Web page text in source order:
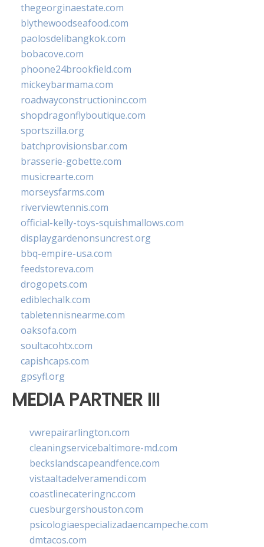
thegeorginaestate.com
blythewoodseafood.com
paolosdelibangkok.com
bobacove.com
phoone24brookfield.com
mickeybarmama.com
roadwayconstructioninc.com
shopdragonflyboutique.com
sportszilla.org
batchprovisionsbar.com
brasserie-gobette.com
musicrearte.com
morseysfarms.com
riverviewtennis.com
official-kelly-toys-squishmallows.com
displaygardenonsuncrest.org
bbq-empire-usa.com
feedstoreva.com
drogopets.com
ediblechalk.com
tabletennisnearme.com
oaksofa.com
soultacohtx.com
capishcaps.com
gpsyfl.org
MEDIA PARTNER III
vwrepairarlington.com
cleaningservicebaltimore-md.com
beckslandscapeandfence.com
vistaaltadelveramendi.com
coastlinecateringnc.com
cuesburgershouston.com
psicologiaespecializadaencampeche.com
dmtacos.com